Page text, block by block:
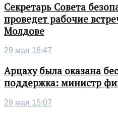
Секретарь Совета
проведет рабочие
Молдове
29 мая 16:47
Арцаху была оказана
поддержка: министр
29 мая 15:07